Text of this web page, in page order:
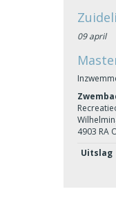
09 april
4903 RA
Uitslag